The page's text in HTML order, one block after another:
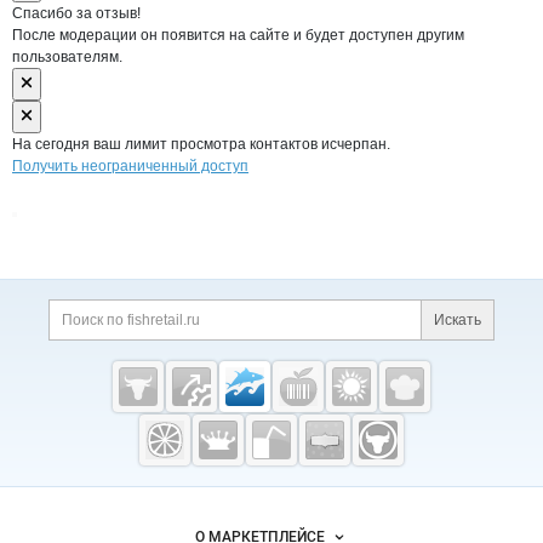
Спасибо за отзыв!
После модерации он появится на сайте и будет доступен другим
пользователям.
На сегодня ваш лимит просмотра контактов исчерпан.
Получить неограниченный доступ
Дополнительная информация
Поиск по сайту и
Искать
Cсылки на полезные проекты
Fishretail.ru —
рыба,
морепродукты
Навигация по сайтуО МАРКЕТПЛЕЙСЕ